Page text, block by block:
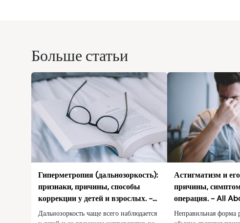
Больше статьи
Гиперметропия (дальнозоркость):
признаки, причины, способы
коррекции у детей и взрослых. -
All About Vision
Дальнозоркость чаще всего наблюдается
Астигматизм и
причины,
операция. - All
Неправильная форма